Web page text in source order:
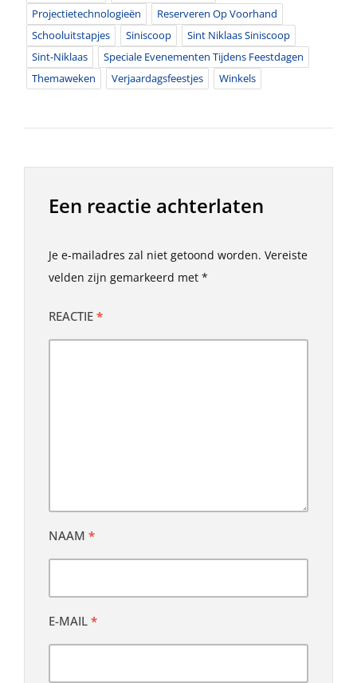
Projectietechnologieën
Reserveren Op Voorhand
Schooluitstapjes
Siniscoop
Sint Niklaas Siniscoop
Sint-Niklaas
Speciale Evenementen Tijdens Feestdagen
Themaweken
Verjaardagsfeestjes Winkels
Een reactie achterlaten
Je e-mailadres zal niet getoond worden. Vereiste
velden zijn gemarkeerd met *
REACTIE *
NAAM *
E-MAIL *